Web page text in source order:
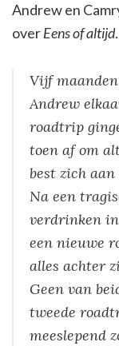
Andrew en
overEens of altijd.
Vijf
Andrew
roadtrip
toen af om
best zich
Na een
verdrinken
een nieuwe
alles achter
Geen van
tweede
meeslepend